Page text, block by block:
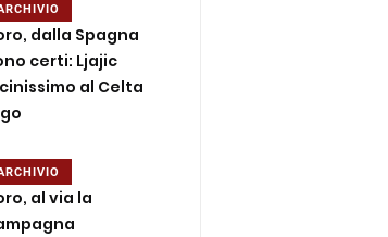
dalla Spagna
certi: Ljajic
al Celta
al via la